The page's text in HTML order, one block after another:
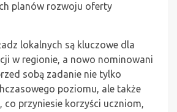
planów rozwoju oferty
lokalnych są kluczowe dla
w regionie, a nowo nominowani
sobą zadanie nie tylko
poziomu, ale także
co przyniesie korzyści uczniom,